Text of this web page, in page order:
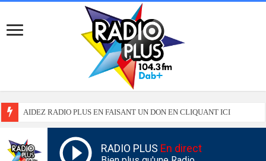
AIDEZ RADIO PLUS EN FAISANT UN DON EN CLIQUANT ICI
RADIO PLUS En direct